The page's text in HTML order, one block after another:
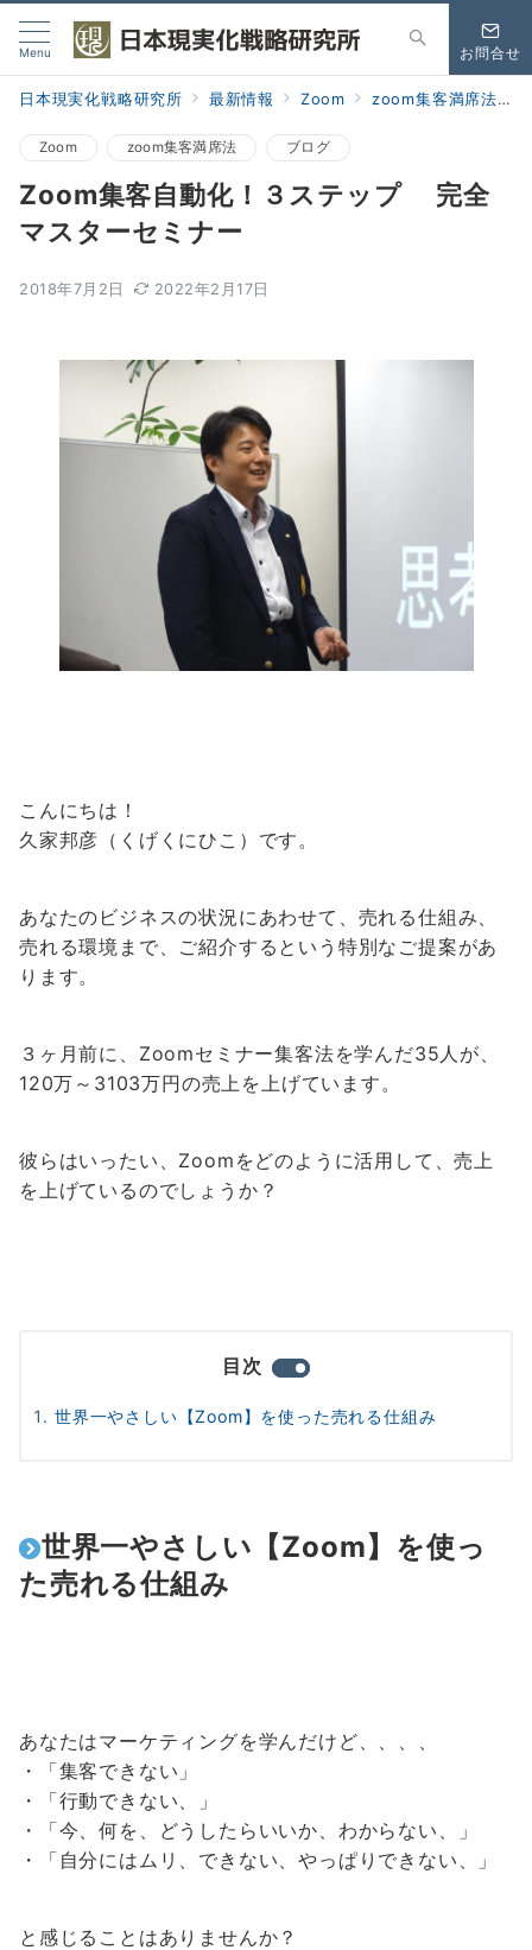
Menu お問合せ
日本現実化戦略研究所 最新情報 Zoom zoom集客満席法
Zoom zoom集客満席法 ブログ
Zoom集客自動化！３ステップ 完全
マスターセミナー
2018年7月2日 2022年2月17日
こんにちは！
久 家邦彦（くげくにひこ）です。
あなたのビジネスの状況にあわせて、 売れる仕組み、
売れる環境まで、ご紹介するという 特別なご提案があ
ります。
３ヶ月前に、 Zoomセミナー集客法を学んだ35人が、
120万～3103万円の売上を 上げています。
彼らはいったい、 Zoomをどのように活用して、売上
を上げているのでしょうか？
目次
世界一やさしい【Zoom】を使った売れる仕組み
世界一やさしい【Zoom】を使っ
た売れる仕組み
あなたはマーケティングを学んだけど、、、、
・「集客できない」
・「行動できない、」
・「今、何を、どうしたらいいか、わからない、」
・「自分にはムリ、できない、やっぱりできない、」
と感じることはありませんか？